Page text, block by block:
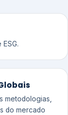
metodologias,
do mercado